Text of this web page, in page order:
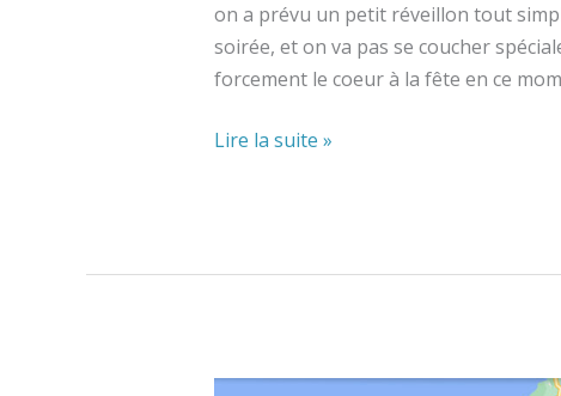
on a prévu un petit réveillon tout
soirée, et on va pas se coucher
forcement le coeur à la fête en ce
Les
Lire la suite »